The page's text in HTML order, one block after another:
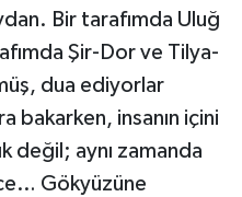
Bir tarafımda Uluğ
Şir-Dor ve Tilya-
dua ediyorlar
bakarken, insanın içini
değil; aynı zamanda
Gökyüzüne